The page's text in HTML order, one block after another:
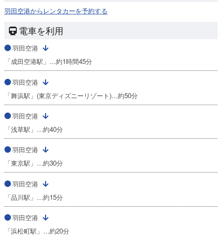
羽田空港からレンタカーを予約する
電車を利用
羽田空港
「成田空港駅」…約1時間45分
羽田空港
「舞浜駅」(東京ディズニーリゾート)…約50分
羽田空港
「浅草駅」…約40分
羽田空港
「東京駅」…約30分
羽田空港
「品川駅」…約15分
羽田空港
「浜松町駅」…約20分